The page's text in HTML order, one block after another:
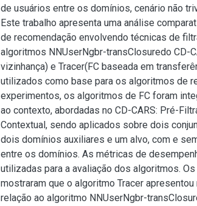
de usuários entre os domínios, cenário não
Este trabalho apresenta uma análise
de recomendação envolvendo técnicas de
algoritmos NNUserNgbr-transClosuredo CD-
vizinhança) e Tracer(FC baseada em
utilizados como base para os algoritmos de
experimentos, os algoritmos de FC foram
ao contexto, abordadas no CD-CARS: Pré-
Contextual, sendo aplicados sobre dois
dois domínios auxiliares e um alvo, com e
entre os domínios. As métricas de
utilizadas para a avaliação dos algoritmos.
mostraram que o algoritmo Tracer
relação ao algoritmo NNUserNgbr-